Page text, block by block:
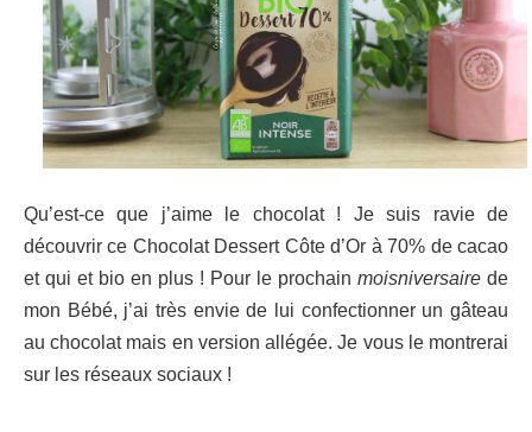
Qu’est-ce que j’aime le chocolat ! Je suis ravie de
découvrir ce Chocolat Dessert Côte d’Or à 70% de cacao
et qui et bio en plus ! Pour le prochain moisniversaire de
mon Bébé, j’ai très envie de lui confectionner un gâteau
au chocolat mais en version allégée. Je vous le montrerai
sur les réseaux sociaux !